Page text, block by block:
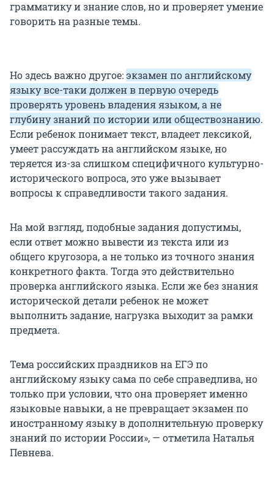
грамматику и знание слов, но и проверяет умение
говорить на разные темы.
Но здесь важно другое:экзамен по английскому
языку все-таки должен в первую очередь
проверять уровень владения языком, а не
глубину знаний по истории или обществознанию.
Если ребенок понимает текст, владеет лексикой,
умеет рассуждать на английском языке, но
теряется из-за слишком специфичного культурно-
исторического вопроса, это уже вызывает
вопросы к справедливости такого задания.
На мой взгляд, подобные задания допустимы,
если ответ можно вывести из текста или из
общего кругозора, а не только из точного знания
конкретного факта. Тогда это действительно
проверка английского языка. Если же без знания
исторической детали ребенок не может
выполнить задание, нагрузка выходит за рамки
предмета.
Тема российских праздников на ЕГЭ по
английскому языку сама по себе справедлива, но
только при условии, что она проверяет именно
языковые навыки, а не превращает экзамен по
иностранному языку в дополнительную проверку
знаний по истории России», — отметила Наталья
Певнева.